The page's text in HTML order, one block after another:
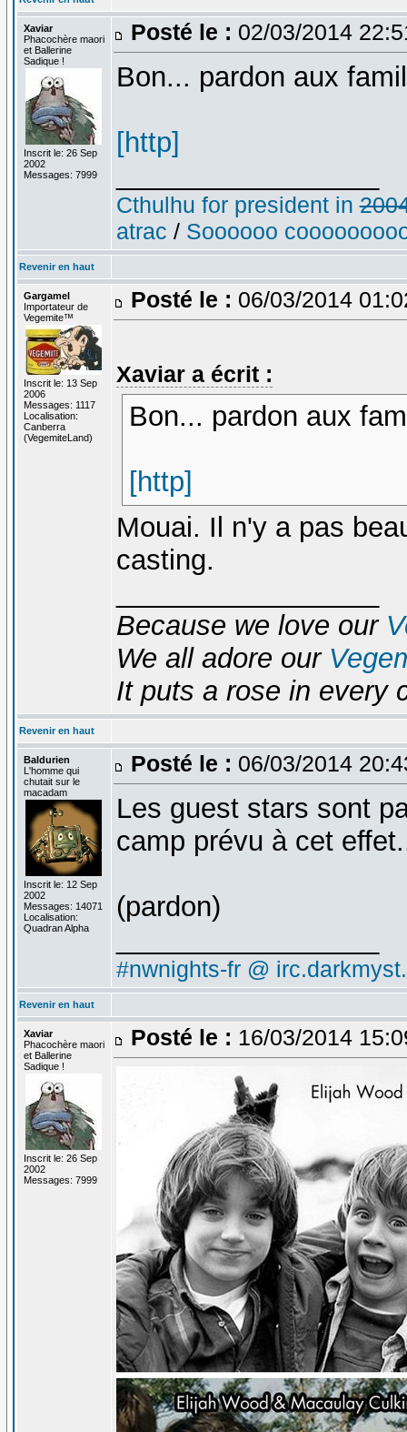
Xaviar
Phacochère maori
et Ballerine
Sadique !
Inscrit le: 26 Sep
2002
Messages: 7999
Posté le : 02/03/2014
Bon... pardon aux
[http]
Cthulhu for president in
atrac / Soooooo
Revenir en haut
Gargamel
Importateur de
Vegemite™
Inscrit le: 13 Sep
2006
Messages: 1117
Localisation:
Canberra
(VegemiteLand)
Posté le : 06/03/2014
Xaviar a écrit :
Bon... pardon aux
[http]
Mouai. Il n'y a pas
casting.
Because we love our
We all adore our
It puts a rose in every
Revenir en haut
Baldurien
L'homme qui
chutait sur le
macadam
Inscrit le: 12 Sep
2002
Messages: 14071
Localisation:
Quadran Alpha
Posté le : 06/03/2014
Les guest stars sont
camp prévu à cet
(pardon)
#nwnights-fr @
Revenir en haut
Xaviar
Phacochère maori
et Ballerine
Sadique !
Inscrit le: 26 Sep
2002
Messages: 7999
Posté le : 16/03/2014